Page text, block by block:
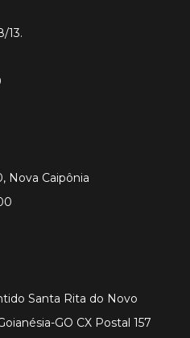
13.
Nova Caipônia
Santa Rita do Novo
GO CX Postal 157